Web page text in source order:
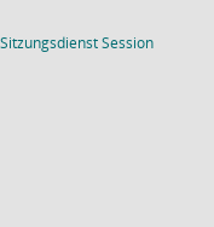
SitzungsdienstSession(Wird in